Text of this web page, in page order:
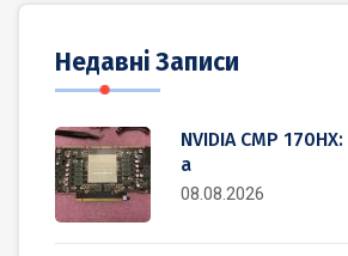
Недавні Записи
NVIDIA CMP
a
08.08.2026